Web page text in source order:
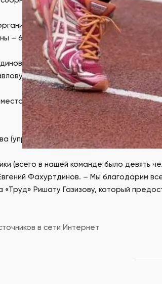
несколько дистанций для
– 6 км, мужчины – 9 км. И самые
(шахта «Магнезитовая») занял 2-е
(Магнитогорск).
принадлежит Эдгару
(управление по физической культуре и
(всего в нашей команде было девять
Фахуртдинов. – Мы благодарим
Ришату Газизову, который
в сети Интернет